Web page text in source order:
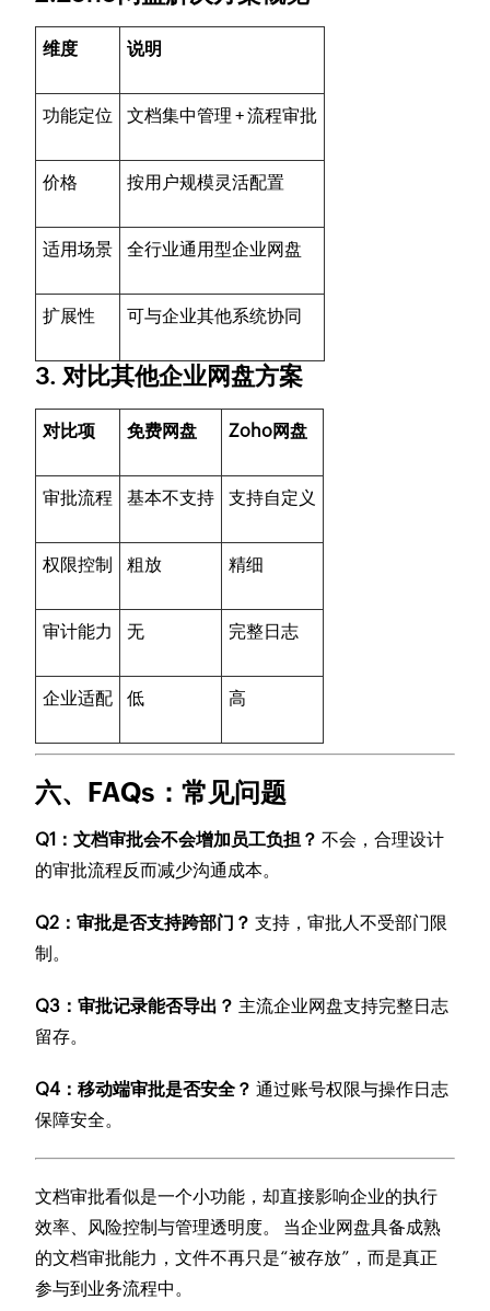
维度 说明
功能定位 文档集中管理 + 流程审批
价格 按用户规模灵活配置
适用场景 全行业通用型企业网盘
扩展性 可与企业其他系统协同
3. 对比其他企业网盘方案
对比项 免费网盘 Zoho网盘
审批流程 基本不支持 支持自定义
权限控制 粗放 精细
审计能力 无 完整日志
企业适配 低 高
六、FAQs：常见问题
Q1：文档审批会不会增加员工负担？不会，合理设计
的审批流程反而减少沟通成本。
Q2：审批是否支持跨部门？ 支持，审批人不受部门限
制。
Q3：审批记录能否导出？ 主流企业网盘支持完整日志
留存。
Q4：移动端审批是否安全？通过账号权限与操作日志
保障安全。
文档审批看似是一个小功能，却直接影响企业的执行
效率、风险控制与管理透明度。 当企业网盘具备成熟
的文档审批能力，文件不再只是“被存放”，而是真正
参与到业务流程中。